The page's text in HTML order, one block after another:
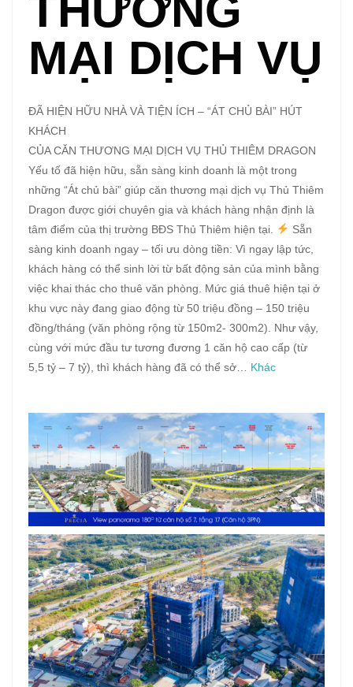
MẠI DỊCH VỤ
ĐÃ HIỆN HỮU NHÀ VÀ TIỆN ÍCH – “ÁT CHỦ BÀI” HÚT
KHÁCH
CỦA CĂN THƯƠNG MẠI DỊCH VỤ THỦ THIÊM DRAGON
Yếu tố đã hiện hữu, sẵn sàng kinh doanh là một trong
những “Át chủ bài” giúp căn thương mại dịch vụ Thủ Thiêm
Dragon được giới chuyên gia và khách hàng nhận định là
tâm điểm của thị trường BĐS Thủ Thiêm hiện tại.
Sẵn
sàng kinh doanh ngay – tối ưu dòng tiền: Vì ngay lập tức,
khách hàng có thể sinh lời từ bất động sản của mình bằng
việc khai thác cho thuê văn phòng. Mức giá thuê hiện tại ở
khu vực này đang giao động từ 50 triệu đồng – 150 triệu
đồng/tháng (văn phòng rộng từ 150m2- 300m2). Như vậy,
cùng với mức đầu tư tương đương 1 căn hộ cao cấp (từ
5,5 tỷ – 7 tỷ), thì khách hàng đã có thể sở… Khác